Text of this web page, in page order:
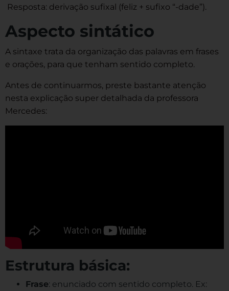
Resposta: derivação sufixal (feliz + sufixo “-dade”).
Aspecto sintático
A sintaxe trata da organização das palavras em frases
e orações, para que tenham sentido completo.
Antes de continuarmos, preste bastante atenção
nesta explicação super detalhada da professora
Mercedes:
Estrutura básica:
Frase: enunciado com sentido completo. Ex: